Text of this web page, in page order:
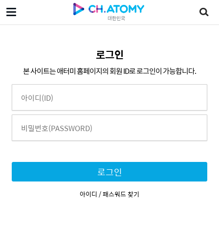
대한민국
로그인
본 사이트는 애터미 홈페이지의 회원 ID로 로그인이 가능합니다.
로그인
아이디 / 패스워드 찾기